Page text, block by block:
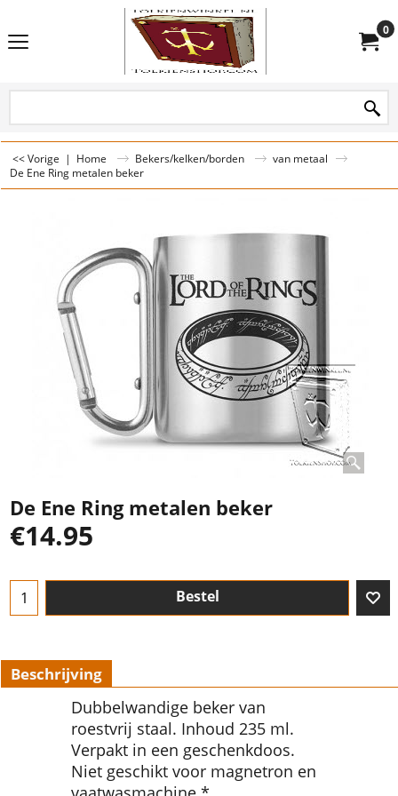
0
<< Vorige | Home Bekers/kelken/borden
van metaal
De Ene Ring metalen beker
De Ene Ring metalen beker
€14.95
Bestel
Beschrijving
Dubbelwandige beker van
roestvrij staal. Inhoud 235 ml.
Verpakt in een geschenkdoos.
Niet geschikt voor magnetron en